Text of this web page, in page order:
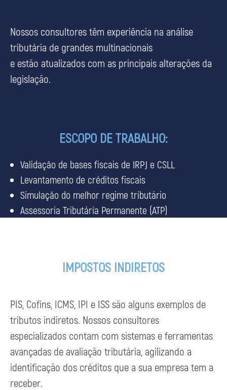
Nossos consultores têm experiência na análise
tributária de grandes multinacionais
e estão atualizados com as principais alterações da
legislação.
ESCOPO DE TRABALHO:
Validação de bases fiscais de IRPJ e CSLL
Levantamento de créditos fiscais
Simulação do melhor regime tributário
Assessoria Tributária Permanente (ATP)
IMPOSTOS INDIRETOS
PIS, Cofins, ICMS, IPI e ISS são alguns exemplos de
tributos indiretos. Nossos consultores
especializados contam com sistemas e ferramentas
avançadas de avaliação tributária, agilizando a
identificação dos créditos que a sua empresa tem a
receber.